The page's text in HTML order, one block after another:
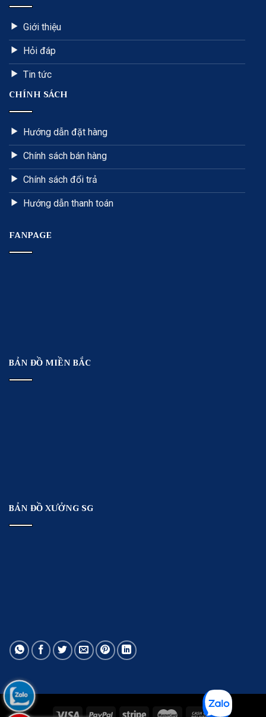
Giới thiệu
Hỏi đáp
Tin tức
CHÍNH SÁCH
Hướng dẫn đặt hàng
Chính sách bán hàng
Chính sách đổi trả
Hướng dẫn thanh toán
FANPAGE
BẢN ĐỒ MIỀN BẮC
BẢN ĐỒ XƯỞNG SG